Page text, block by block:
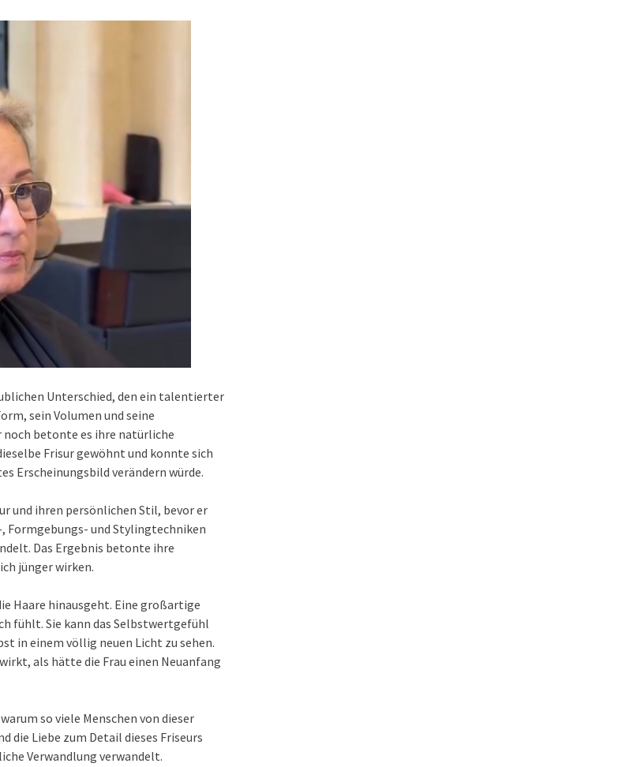
Unterschied, den ein talentierter
sein Volumen und seine
betonte es ihre natürliche
Frisur gewöhnt und konnte sich
Erscheinungsbild verändern würde.
und ihren persönlichen Stil, bevor er
Formgebungs- und Stylingtechniken
Das Ergebnis betonte ihre
jünger wirken.
Haare hinausgeht. Eine großartige
fühlt. Sie kann das Selbstwertgefühl
in einem völlig neuen Licht zu sehen.
als hätte die Frau einen Neuanfang
so viele Menschen von dieser
die Liebe zum Detail dieses Friseurs
Verwandlung verwandelt.